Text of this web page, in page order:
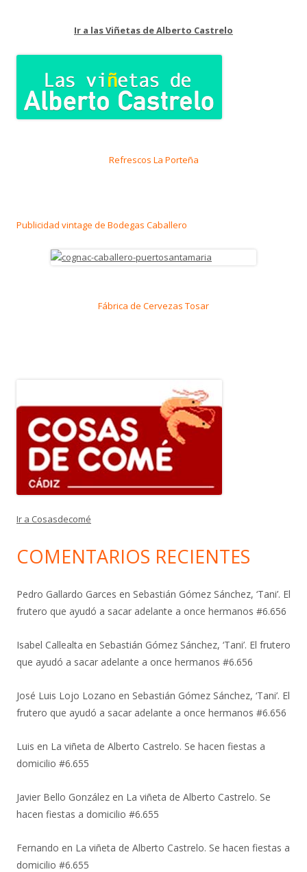
Ir a las Viñetas de Alberto Castrelo
Refrescos La Porteña
Publicidad vintage de Bodegas Caballero
Fábrica de Cervezas Tosar
Ir a Cosasdecomé
COMENTARIOS RECIENTES
Pedro Gallardo Garces en Sebastián Gómez Sánchez, ‘Tani’. El
frutero que ayudó a sacar adelante a once hermanos #6.656
Isabel Callealta en Sebastián Gómez Sánchez, ‘Tani’. El frutero
que ayudó a sacar adelante a once hermanos #6.656
José Luis Lojo Lozano en Sebastián Gómez Sánchez, ‘Tani’. El
frutero que ayudó a sacar adelante a once hermanos #6.656
Luis en La viñeta de Alberto Castrelo. Se hacen fiestas a
domicilio #6.655
Javier Bello González en La viñeta de Alberto Castrelo. Se
hacen fiestas a domicilio #6.655
Fernando en La viñeta de Alberto Castrelo. Se hacen fiestas a
domicilio #6.655